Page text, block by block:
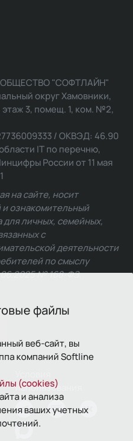
файлы
веб-сайт, вы
компаний Softline
(cookies)
и анализа
ваших учетных
"СОФТЛАЙН"
округ Хамовники,
этаж 3, помещ. 1, ком. №2,
/ ОКВЭД: 46.90
IT по перечню,
России от 11 мая
на сайте, носит
ознакомительный
для личных, семейных,
с
деятельности
по смыслу
№ 168-ФЗ.
использования